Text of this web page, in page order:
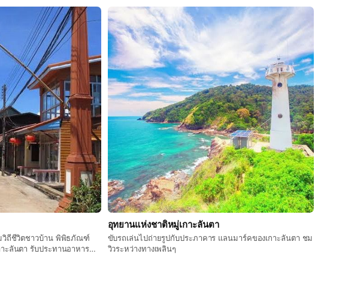
มวิถีชีวิตชาวบ้าน พิพิธภัณฑ์
ะลันตา รับประทานอาหาร
อุทยานแห่งชาติหมู่เกาะลันตา
ขับรถเล่นไปถ่ายรูปกับประภาคาร แลนมาร์คของเกาะลันตา ชม
วิวระหว่างทางเพลินๆ